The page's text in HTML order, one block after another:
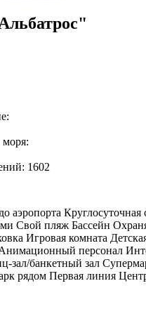
моря:
1602
аэропорта Круглосуточная
Свой пляж Бассейн
Игровая комната
персонал
зал/банкетный зал
рядом Первая линия